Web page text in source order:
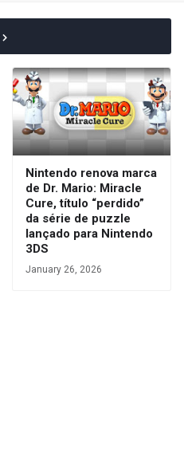
Nintendo renova marca
de Dr. Mario: Miracle
Cure, título “perdido”
da série de puzzle
lançado para Nintendo
3DS
January 26, 2026